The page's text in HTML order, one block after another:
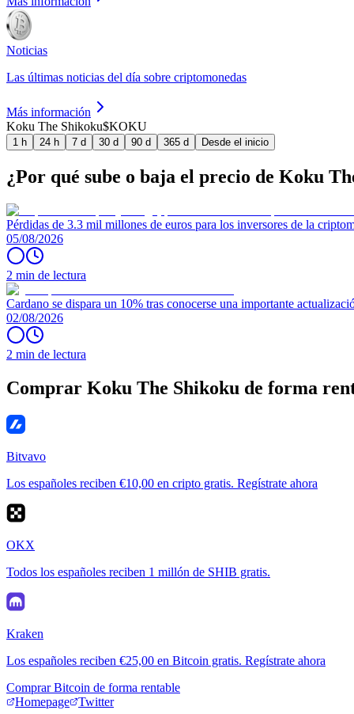
Noticias
Las últimas noticias del día sobre criptomonedas
Más información
Koku The Shikoku$KOKU
1 h 24 h 7 d 30 d 90 d 365 d Desde el inicio
¿Por qué sube o baja el precio de Koku
Pérdidas de 3.3 mil millones de euros para los inversores de la
05/08/2026
2 min de lectura
Cardano se dispara un 10% tras conocerse una importante
02/08/2026
2 min de lectura
Comprar Koku The Shikoku de forma
Bitvavo
Los españoles reciben €10,00 en cripto gratis. Regístrate ahora
OKX
Todos los españoles reciben 1 millón de SHIB gratis.
Kraken
Los españoles reciben €25,00 en Bitcoin gratis. Regístrate ahora
Comprar Bitcoin de forma rentable
Homepage
Twitter